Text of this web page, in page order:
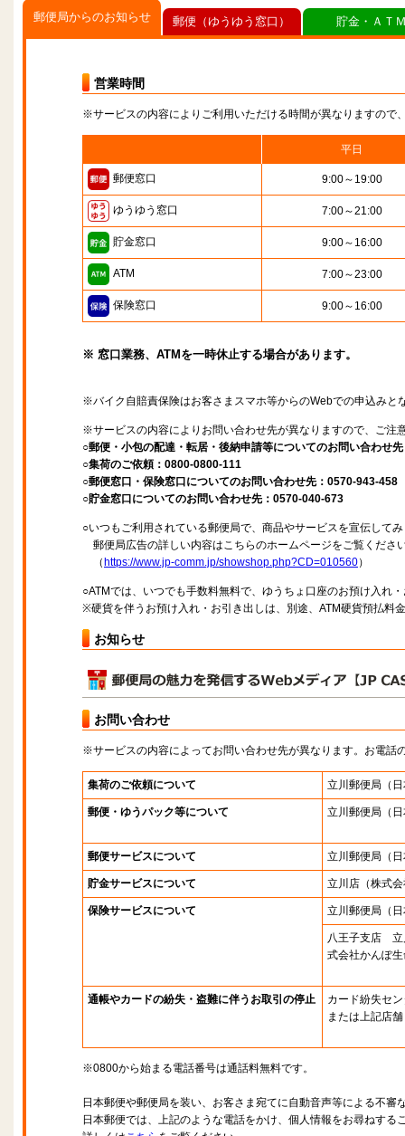
郵便局からのお知らせ
営業時間
※サービスの内容によりご利用いただける時間が異なりますので
平日
郵便窓口 9:00～19:00
ゆうゆう窓口 7:00～21:00
貯金窓口 9:00～16:00
ATM 7:00～23:00
保険窓口 9:00～16:00
※ 窓口業務、ATMを一時休止する場合があります。
※バイク自賠責保険はお客さまスマホ等からのWebでの申込みと
※サービスの内容によりお問い合わせ先が異なりますので、ご注
○郵便・小包の配達・転居・後納申請等についてのお問い合わせ
○集荷のご依頼：0800-0800-111
○郵便窓口・保険窓口についてのお問い合わせ先：0570-943-458
○貯金窓口についてのお問い合わせ先：0570-040-673
○いつもご利用されている郵便局で、商品やサービスを宣伝して
郵便局広告の詳しい内容はこちらのホームページをご覧くださ
（ https://www.jp-comm.jp/showshop.php?CD=010560）
○ATMでは、いつでも手数料無料で、ゆうちょ口座のお預け入れ
※硬貨を伴うお預け入れ・お引き出しは、別途、ATM硬貨預払料
お知らせ
お問い合わせ
※サービスの内容によってお問い合わせ先が異なります。お電話
集荷のご依頼について 立川郵便局 （
郵便・ゆうパック等について 立川郵便局 （
郵便サービスについて 立川郵便局 （
貯金サービスについて 立川店 （株式
保険サービスについて 立川郵便局 （
八王子支店 立
式会社かんぽ
通帳やカードの紛失・盗難に伴うお取引の停止
カード紛失セ
または上記店舗
※0800から始まる電話番号は通話料無料です。
日本郵便や郵便局を装い、お客さま宛てに自動音声等による不審
日本郵便では、上記のような電話をかけ、個人情報をお尋ねする
郵便（ゆうゆう窓口） 貯金・ＡＴ